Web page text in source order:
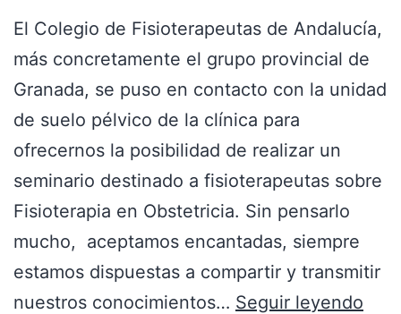
El Colegio de Fisioterapeutas de Andalucía,
más concretamente el grupo provincial de
Granada, se puso en contacto con la unidad
de suelo pélvico de la clínica para
ofrecernos la posibilidad de realizar un
seminario destinado a fisioterapeutas sobre
Fisioterapia en Obstetricia. Sin pensarlo
mucho, aceptamos encantadas, siempre
estamos dispuestas a compartir y transmitir
nuestros conocimientos… Seguir leyendo